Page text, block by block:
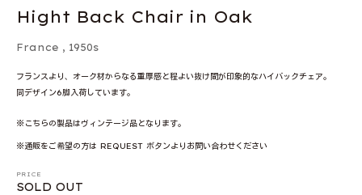
Hight Back Chair in Oak
France , 1950s
フランスより、オーク材からなる重厚感と程よい抜け間が印象的なハイバックチェア。
同デザイン6脚入荷しています。
※こちらの製品はヴィンテージ品となります。
※通販をご希望の方は REQUEST ボタンよりお問い合わせください
PRICE
SOLD OUT